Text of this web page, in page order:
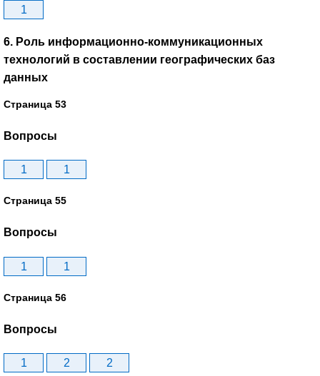
1
6. Роль информационно-коммуникационных
технологий в составлении географических баз
данных
Страница 53
Вопросы
1 1
Страница 55
Вопросы
1 1
Страница 56
Вопросы
1 2 2